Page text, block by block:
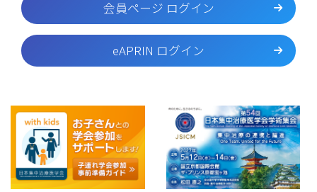
会員ページ ログイン
eAPRIN ログイン